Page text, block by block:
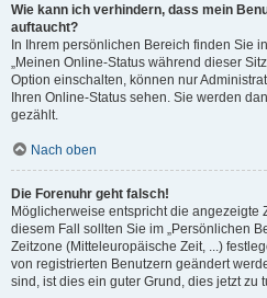
Wie kann ich verhindern, dass mein
auftaucht?
In Ihrem persönlichen Bereich finden Sie
„Meinen Online-Status während dieser
Option einschalten, können nur
Ihren Online-Status sehen. Sie werden
gezählt.
Nach oben
Die Forenuhr geht falsch!
Möglicherweise entspricht die angezeigte
diesem Fall sollten Sie im „Persönlichen
Zeitzone (Mitteleuropäische Zeit, ...)
von registrierten Benutzern geändert
sind, ist dies ein guter Grund, dies jetzt zu